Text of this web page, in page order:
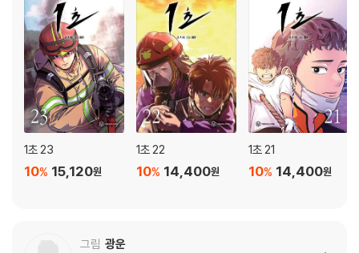
8화 소방학교 화재지원 (1) 198
9화 220
10화 244
11화 261
12화 284
13화 300
후기 318
프롤로그 4
1초 23
15,120원
10%
1초 22
14,400원
10%
1초 21
14,400원
10%
그림 광운